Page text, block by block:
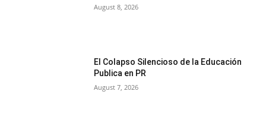
August 8, 2026
El Colapso Silencioso de la Educación
Publica en PR
August 7, 2026